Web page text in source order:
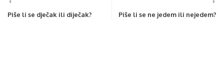
Piše li se dječak ili diječak? Piše li se ne jedem ili nejedem?